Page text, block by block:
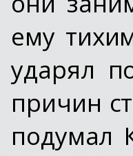
ему
ударял
причин
подумал